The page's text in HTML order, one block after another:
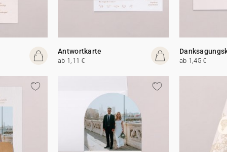
Antwortkarte
ab 1,11 € ab 1,45 €